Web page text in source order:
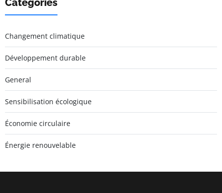
Changement climatique
Développement durable
General
Sensibilisation écologique
Économie circulaire
Énergie renouvelable